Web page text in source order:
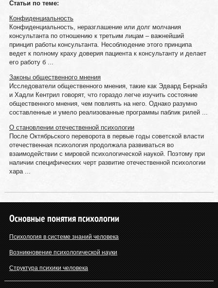
Статьи по теме:
Конфиденциальность
Конфиденциальность, неразглашение или долг молчания
консультанта по отношению к третьим лицам – важнейший
принцип работы консультанта. Несоблюдение этого принципа
ведет к полному краху доверия пациента к консультанту и делает
его работу б ...
Законы общественного мнения
Исследователи общественного мнения, такие как Эдвард Бернайз
и Хадли Кентрил говорят, что гораздо легче изучить состояние
общественного мнения, чем повлиять на него. Однако разумно
составленные и умело реализованные программы паблик рилей ...
О становлении отечественной психологии
После Октябрьского переворота в первые годы советской власти
отечественная психология продолжала развиваться во
взаимодействии с мировой психологической наукой. Поэтому при
наличии специфических черт развитие отечественной психологии
хара ...
Основные понятия психологии
Психология в системе знаний человека
Возникновение психологической науки
Структура психики человека